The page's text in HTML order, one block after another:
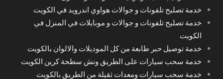
خدمة تصليح تلفونات و جوالات هواوي اندرويد في الكويت
خدمة تصليح تلفونات و جوالات و موبايلات في المنزل في
الكويت
خدمة توصيل حبر طابعة من كل الموديلات والالوان بالكويت
خدمة سحب سيارات على الطريق ونش سطحة كرين الكويت
خدمة سحب سيارات ومعدات ثقيلة من الطريق بالكويت